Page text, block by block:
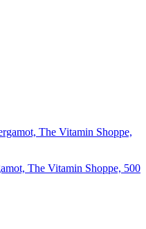
The Vitamin Shoppe, 500